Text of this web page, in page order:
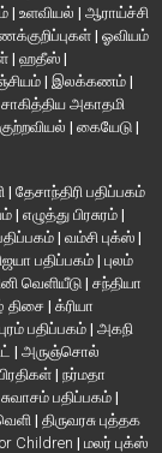
| உளவியல் | ஆராய்ச்சி
| ஓவியம்
| ஹதீஸ் |
| இலக்கணம் |
சாகித்திய அகாதமி
| கையேடு |
| தேசாந்திரி பதிப்பகம்
| எழுத்து பிரசுரம் |
| வம்சி புக்ஸ் |
பதிப்பகம்| புலம்
வெளியீடு | சந்தியா
திசை| க்ரியா
பதிப்பகம் | அகநி
| அருஞ்சொல்
| நர்மதா
சுவாசம் பதிப்பகம் |
| திருவரசு புத்தக
Children | மலர் புக்ஸ்